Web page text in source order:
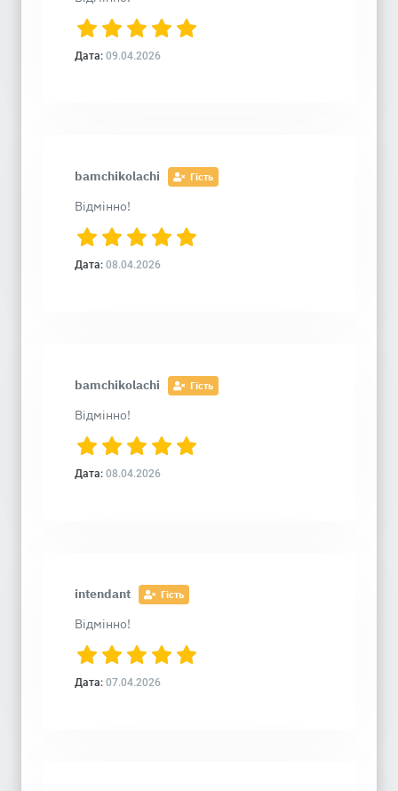
Дата: 09.04.2026
bamchikolachi Гість
Відмінно!
Дата: 08.04.2026
bamchikolachi Гість
Відмінно!
Дата: 08.04.2026
intendant Гість
Відмінно!
Дата: 07.04.2026